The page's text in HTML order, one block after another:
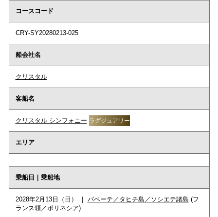
コースコード
CRY-SY20280213-025
船会社名
クリスタル
客船名
クリスタル シンフォニー ラグジュアリー
エリア
乗船日｜乗船地
2028年2月13日（日） ｜ パペーテ／タヒチ島／ソシエテ諸島 (フ
ランス領／ポリネシア)